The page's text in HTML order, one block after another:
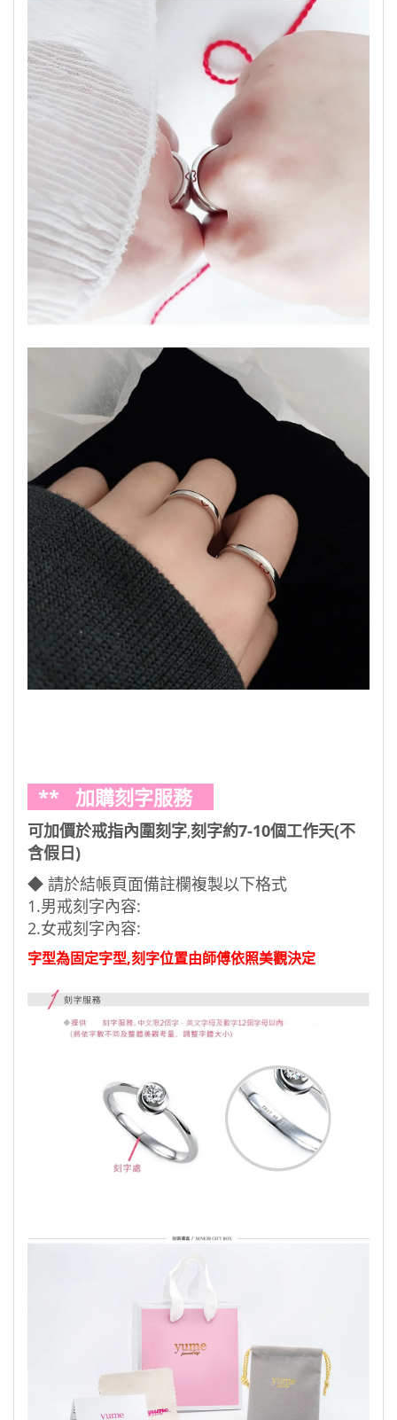
** 加購刻字服務
可加價於戒指內圍刻字,刻字約7-10個工作天(不
含假日)
◆ 請於結帳頁面備註欄複製以下格式
1.男戒刻字內容:
2.女戒刻字內容:
字型為固定字型,刻字位置由師傅依照美觀決定